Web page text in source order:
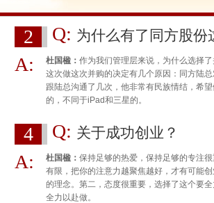
2 Q: 为什么有了同方股份
A: 杜国楹： 作为我们管理层来说，为什么选择
这次做这次并购的决定有几个原因：同方陆
跟陆总沟通了几次，他非常有民族情结，希
的，不同于iPad和三星的。
4 Q: 关于成功创业？
A: 杜国楹： 保持足够的热爱，保持足够的专注
有限，把你的注意力越聚焦越好，才有可能
的理念。第二，态度很重要，选择了这个要
全力以赴做。